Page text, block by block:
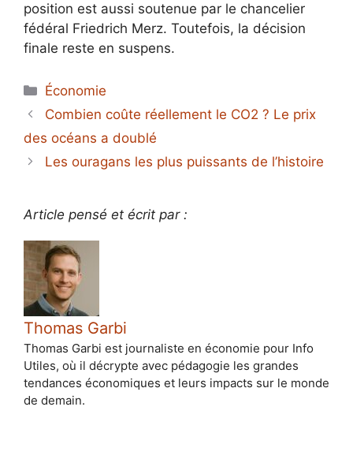
position est aussi soutenue par le chancelier
fédéral Friedrich Merz. Toutefois, la décision
finale reste en suspens.
Catégories
Économie
Combien coûte réellement le CO2 ? Le prix
des océans a doublé
Les ouragans les plus puissants de l’histoire
Article pensé et écrit par :
Thomas Garbi
Thomas Garbi est journaliste en économie pour Info
Utiles, où il décrypte avec pédagogie les grandes
tendances économiques et leurs impacts sur le monde
de demain.